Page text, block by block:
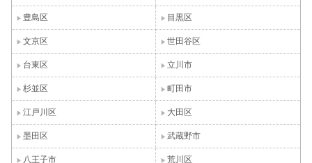
豊島区 目黒区
文京区 世田谷区
台東区 立川市
杉並区 町田市
江戸川区 大田区
墨田区 武蔵野市
八王子市 荒川区